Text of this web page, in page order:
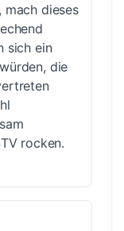
mach dieses
sich ein
die
rocken.